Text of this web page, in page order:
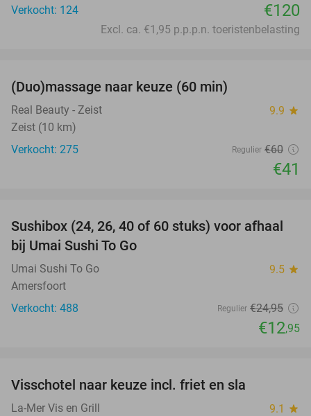
Verkocht: 124
€120
Excl. ca. €1,95 p.p.p.n. toeristenbelasting
(Duo)massage naar keuze (60 min)
Real Beauty - Zeist 9.9 star
Zeist (10 km)
Verkocht: 275
Regulier €60
€41
48%
Sushibox (24, 26, 40 of 60 stuks) voor afhaal
bij Umai Sushi To Go
Umai Sushi To Go 9.5 star
Amersfoort
Verkocht: 488
Regulier €24,95
€12,95
Visschotel naar keuze incl. friet en sla
La-Mer Vis en Grill 9.1 star